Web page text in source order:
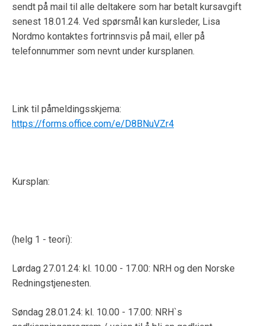
sendt på mail til alle deltakere som har betalt kursavgift
senest 18.01.24. Ved spørsmål kan kursleder, Lisa
Nordmo kontaktes fortrinnsvis på mail, eller på
telefonnummer som nevnt under kursplanen.
Link til påmeldingsskjema:
https://forms.office.com/e/D8BNuVZr4
Kursplan:
(helg 1 - teori):
Lørdag 27.01.24: kl. 10.00 - 17.00: NRH og den Norske
Redningstjenesten.
Søndag 28.01.24: kl. 10.00 - 17.00: NRH`s